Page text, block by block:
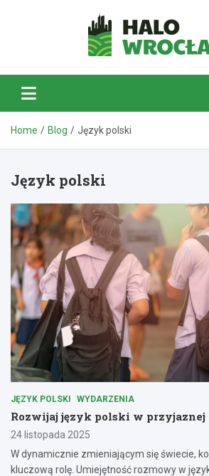
Home Blog Język polski
Język polski
JĘZYK POLSKI WYDARZENIA
Rozwijaj język polski w przyjaznej
24 listopada 2025
W dynamicznie zmieniającym się świecie,
kluczową rolę. Umiejętność rozmowy w